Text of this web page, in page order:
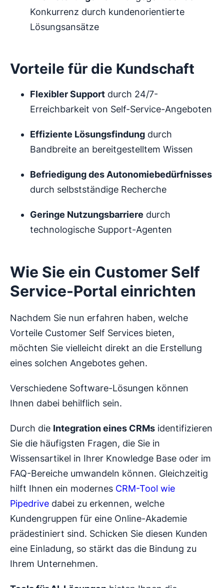
Konkurrenz durch kundenorientierte
Lösungsansätze
Vorteile für die Kundschaft
Flexibler Support durch 24/7-
Erreichbarkeit von Self-Service-Angeboten
Effiziente Lösungsfindung durch
Bandbreite an bereitgestelltem Wissen
Befriedigung des Autonomiebedürfnisses
durch selbstständige Recherche
Geringe Nutzungsbarriere durch
technologische Support-Agenten
Wie Sie ein Customer Self
Service-Portal einrichten
Nachdem Sie nun erfahren haben, welche
Vorteile Customer Self Services bieten,
möchten Sie vielleicht direkt an die Erstellung
eines solchen Angebotes gehen.
Verschiedene Software-Lösungen können
Ihnen dabei behilflich sein.
Durch die Integration eines CRMs identifizieren
Sie die häufigsten Fragen, die Sie in
Wissensartikel in Ihrer Knowledge Base oder im
FAQ-Bereiche umwandeln können. Gleichzeitig
hilft Ihnen ein modernes CRM-Tool wie
Pipedrive dabei zu erkennen, welche
Kundengruppen für eine Online-Akademie
prädestiniert sind. Schicken Sie diesen Kunden
eine Einladung, so stärkt das die Bindung zu
Ihrem Unternehmen.